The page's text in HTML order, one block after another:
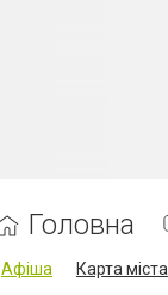
Головна
Афіша Карта міста